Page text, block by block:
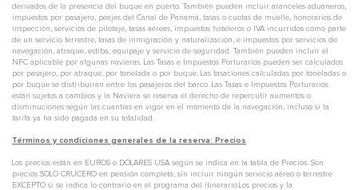
derivados de la presencia del buque en puerto. También pueden incluir aranceles aduaneros,
impuestos por pasajero, peajes del Canal de Panamá, tasas o cuotas de muelle, honorarios de
inspección, servicios de pilotaje, tasas aéreas, impuestos hoteleros o IVA incurridos como parte
de un servicio terrestre, tasas de inmigración y naturalización, e impuestos por servicios de
navegación, atraque, estiba, equipaje y servicio de seguridad. También pueden incluir el
NFC aplicable por algunas navieras. Las Tasas e Impuestos Porturarios pueden ser calculados
por pasajero, por atraque, por tonelada o por buque. Las tasaciones calculadas por toneladas o
por buque se distribuirán entre los pasajeros del barco. Las Tasas e Impuestos Porturarios
están sujetos a cambios y la Naviera se reserva el derecho de repercutir aumentos o
disminuciones según las cuantías en vigor en el momento de la navegación, incluso si la
tarifa ya ha sido pagada en su totalidad.
Términos y condiciones generales de la reserva: Precios
Los precios están en EUROS o DÓLARES USA según se indica en la tabla de Precios. Son
precios SOLO CRUCERO en pensión completa, sin incluir ningún servicio aéreo o terrestre
EXCEPTO si se indica lo contrario en el programa del itinerario.Los precios y la